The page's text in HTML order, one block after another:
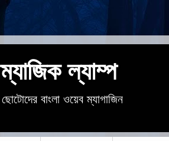
ম্যাজিক ল্যাম্প
ছোটোদের বাংলা ওয়েব ম্যাগাজিন